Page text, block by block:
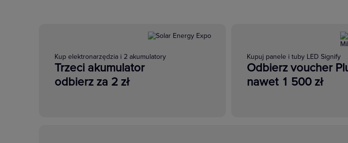
Kup elektronarzędzia i 2 akumulatory
Trzeci akumulator
odbierz za 2 zł
Kupuj panele i tuby LED Signify
Odbierz voucher
nawet 1 500 zł